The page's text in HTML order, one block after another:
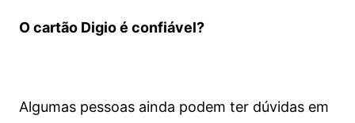
O cartão Digio é confiável?
Algumas pessoas ainda podem ter dúvidas em